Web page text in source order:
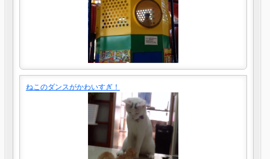
ねこのダンスがかわいすぎ！